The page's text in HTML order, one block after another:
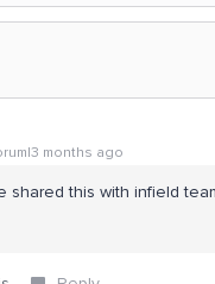
months ago
shared this with infield